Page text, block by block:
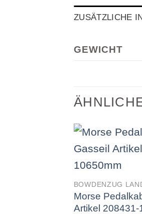
ZUSÄTZLICHE
GEWICHT
BOWDENZUG
Morse
Artikel 208431-